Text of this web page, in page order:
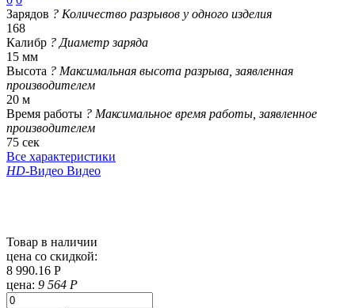
Зарядов ? Количество разрывов у одного изделия
168
Калибр ? Диаметр заряда
15 мм
Высота ? Максимальная высота разрыва, заявленная
производителем
20 м
Время работы ? Максимальное время работы, заявленное
производителем
75 сек
Все характеристики
HD-Видео Видео
Товар в наличии
цена со скидкой:
8 990.16 Р
цена: 9 564 Р